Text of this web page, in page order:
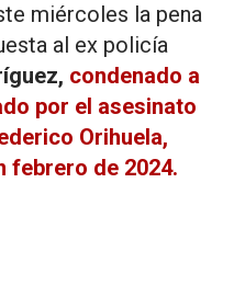
miércoles la pena
al ex policía
condenado a
por el asesinato
Orihuela,
febrero de 2024.